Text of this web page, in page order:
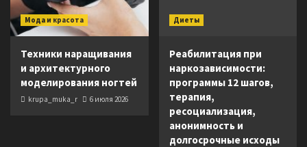
Мода и красота
Техники наращивания
и архитектурного
моделирования ногтей
krupa_muka_r 6 июля 2026
Диеты
Реабилитация при
наркозависимости:
программы 12 шагов,
терапия,
ресоциализация,
анонимность и
долгосрочные исходы